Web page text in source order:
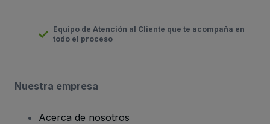
Equipo de Atención al Cliente que te acompaña en
todo el proceso
Nuestra empresa
Acerca de nosotros